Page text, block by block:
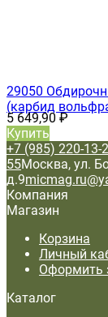
29050
(карбид
5 649,90₽
Купить
+7 (985) 220-13-
55Москва, ул.
д.9
Компания
Магазин
Корзина
Личный
Оформить
Каталог